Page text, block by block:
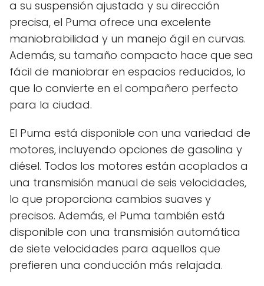
a su suspensión ajustada y su dirección
precisa, el Puma ofrece una excelente
maniobrabilidad y un manejo ágil en curvas.
Además, su tamaño compacto hace que sea
fácil de maniobrar en espacios reducidos, lo
que lo convierte en el compañero perfecto
para la ciudad.
El Puma está disponible con una variedad de
motores, incluyendo opciones de gasolina y
diésel. Todos los motores están acoplados a
una transmisión manual de seis velocidades,
lo que proporciona cambios suaves y
precisos. Además, el Puma también está
disponible con una transmisión automática
de siete velocidades para aquellos que
prefieren una conducción más relajada.